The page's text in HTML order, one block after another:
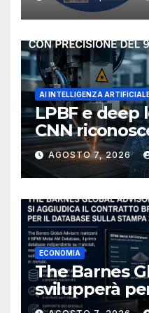
NIOSH
AI INTELLIGENZA
LPBF e deep
CNN
del bagno di
AGOSTO 7, 2026
ECONOMIA
The Barnes
svilupperà
database per